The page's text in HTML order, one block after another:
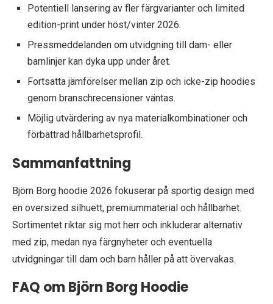
Potentiell lansering av fler färgvarianter och limited
edition-print under höst/vinter 2026.
Pressmeddelanden om utvidgning till dam- eller
barnlinjer kan dyka upp under året.
Fortsatta jämförelser mellan zip och icke-zip hoodies
genom branschrecensioner väntas.
Möjlig utvärdering av nya materialkombinationer och
förbättrad hållbarhetsprofil.
Sammanfattning
Björn Borg hoodie 2026 fokuserar på sportig design med
en oversized silhuett, premiummaterial och hållbarhet.
Sortimentet riktar sig mot herr och inkluderar alternativ
med zip, medan nya färgnyheter och eventuella
utvidgningar till dam och barn håller på att övervakas.
FAQ om Björn Borg Hoodie